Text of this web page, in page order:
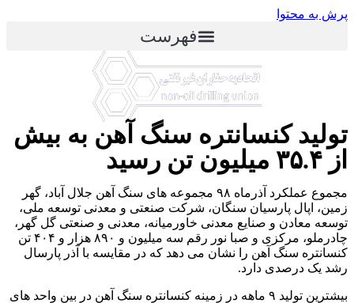
پرش به محتوا
فهرست
تولید کنسانتره سنگ آهن به بیش
از ۳۵.۴ میلیون تن رسید
مجموع عملکرد آذرماه ۹۸ مجموعه های سنگ آهن جلال آباد، گهر
زمین، اپال پارسیان سنگان، شرکت صنعتی و معدنی توسعه ملی،
توسعه معادن و صنایع معدنی خاورمیانه، معدنی و صنعتی گل گهر،
چادرملو، مرکزی و صبا نور رقم سه میلیون و ۸۹۰ هزار و ۴۰۴ تن
کنسانتره سنگ آهن را نشان می دهد که در مقایسه با آذر پارسال
رشد یک درصدی دارد.
بیشترین تولید ۹ ماهه در زمینه کنسانتره سنگ آهن در بین واحد های